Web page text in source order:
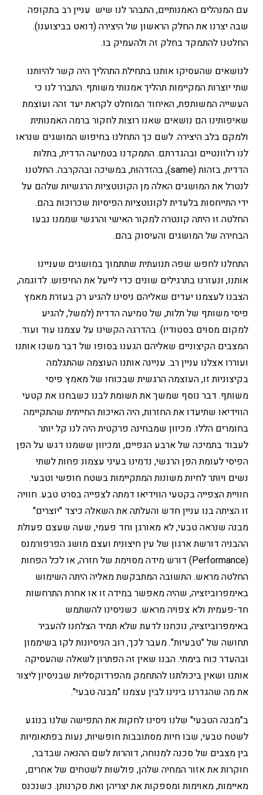
עם המנהלים האמנותיים, התבהר לנו שיש עניין רב בתקופה
שבה יצרנו את החלק הראשון של היצירה (דואט בביצוענו).
החלטנו להתמקד בחלק זה ולהעמיק בו.
לנושאים שהעסיקו אותנו בתחילת התהליך היה קשר להיותנו
שתי יוצרות המקיימות תהליך אמנותי משותף. התברר לנו כי
העשייה המשותפת, האיחוד המוחלט לקראת יעד זהה ועוצמת
שאיפותינו הם נושאים שאנו רוצות לחקור ברמה האמנותית
ולמקם בלב היצירה. לשם כך התחלנו בחיפוש המושגים שנראו
לנו רלוונטיים ובהגדרתם. התמקדנו בטמיעה הדדית, בתלות
הדדית, בזהות (same), בהזדהות, במשיכה ובהקרבה. החלטנו
לנטרל את המושגים האלה מן הקונוטציות הרגשיות שלהם על
ידי התייחסות בלעדית לקונוטציות הפיסיות שכרוכות בהם.
החלטה זו היתה קונטרה למקור האישי והרגשי שממנו נבעו
הבחירה של המושגים והעיסוק בהם.
התחלנו לחפש שפה תנועתית שתתמוך במושגים שעניינו
אותנו, ונעזרנו בתרגילים שונים כדי לייעל את החיפוש. לדוגמה,
הצבנו לעצמנו יעדים שאליהם ניסינו להגיע רק בעזרת מאמץ
פיסי משותף של תלות, של טמיעה הדדית (למשל, להגיע
למקום מסוים בסטודיו). בהדרגה הקשינו על עצמנו עוד ועוד.
המצבים הקיצוניים שאליהם הגענו בסופו של דבר משכו אותנו
ועוררו אצלנו עניין רב. עניינה אותנו העוצמה שהתגלמה
בקיצוניות זו, העוצמה הרגשית שבכוחו של מאמץ פיסי
משותף. דבר נוסף שמשך את תשומת לבנו כשבחנו את קטעי
הווידיאו שתיעדו את החזרות, היה האיכות החייתית שהתקיימה
בחומרים הללו. מכיוון שמבחינה פרקטית היה לנו קל יותר
לעבוד בתמיכה של ארבע הגפיים, ומכיוון ששמנו דגש על הפן
הפיסי לעומת הפן הרגשי, נדמינו בעיני עצמונ פחות לשתי
נשים ויותר לחיות משונות המתקיימות בשטח חופשי וטבעי.
חוויית הצפייה בקטעי הווידיאו דמתה לצפייה בסרט טבע. חוויה
זו הציתה בנו עניין חדש והעלתה את השאלה כיצד "יוצרים"
מבנה שנראה טבעי, לא מאורגן וחד פעמי, שעה שעצם פעולת
ההבניה דורשת ארגון של עין חיצונית ועצם מושג הפרפורמנס
(Performance) דורש מידה מסוימת של חזרה, או לכל הפחות
החלטה מראש. התשובה המתבקשת מאליה היתה השימוש
באימפרוביזציה, שהיה מאפשר במידה זו או אחרת התרחשות
חד-פעמית ולא צפויה מראש. כשניסינו להשתמש
באימפרוביזציה, נוכחנו לדעת שלא תמיד הצלחנו להעביר
תחושה של "טבעיות". מעבר לכך, רוב הניסיונות לקו בשיממון
ובהעדר כוח בימתי. הבנו שאין זה הפתרון לשאלה שהעסיקה
אותנו ושאין ביכולתנו להתחמק מהפרדוקסליות שבניסיון ליצור
את מה שהגדרנו בינינו לבין עצמנו "מבנה טבעי".
ב"מבנה הטבעי" שלנו ניסינו לחקות את התפישה שלנו בנוגע
לשטח טבעי, שבו חיות מסתובבות חופשיות, נעות בפתאומיות
בין מצבים של סכנה למנוחה, דוהרות לשם ההנאה שבדבר,
חוקרות את אזור המחיה שלהן, פולשות לשטחים של אחרים,
מאיימות, מאוימות ומספקות את יצריהן ואת סקרנותן. כשנכנס